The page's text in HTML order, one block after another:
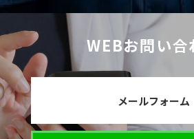
WEBお問い合
メールフォーム